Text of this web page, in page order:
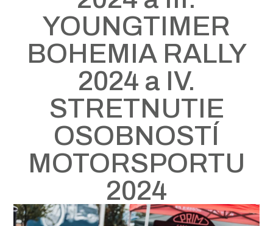
YOUNGTIMER
BOHEMIA RALLY
2024 a IV.
STRETNUTIE
OSOBNOSTÍ
MOTORSPORTU
2024